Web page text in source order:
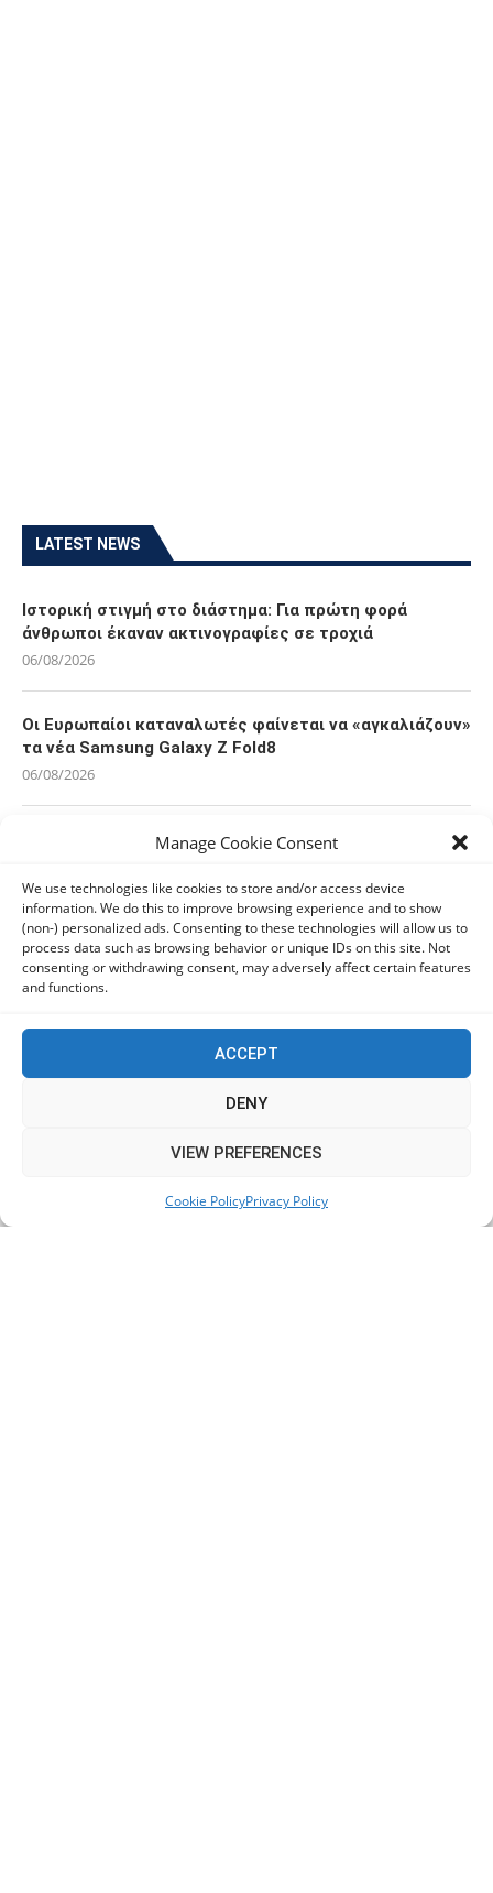
Manage Cookie Consent
We use technologies like cookies to store and/or access device
information. We do this to improve browsing experience and to show
(non-) personalized ads. Consenting to these technologies will allow us to
process data such as browsing behavior or unique IDs on this site. Not
consenting or withdrawing consent, may adversely affect certain features
and functions.
ACCEPT
DENY
VIEW PREFERENCES
Cookie PolicyPrivacy Policy
LATEST NEWS
Ιστορική στιγμή στο διάστημα: Για πρώτη φορά
άνθρωποι έκαναν ακτινογραφίες σε τροχιά
06/08/2026
Οι Ευρωπαίοι καταναλωτές φαίνεται να «αγκαλιάζουν»
τα νέα Samsung Galaxy Z Fold8
06/08/2026
Οι χρήστες Mac είναι περισσότερο εκτεθειμένοι σε
προστασίας
06/08/2026
Πόλη Χρυσοχούς: Σε εξέλιξη η ενοποίηση τεσσάρων
06/08/2026
όσους δεν συμμορφώθηκαν για τις επικίνδυνες
This website uses cookies to improve your experience. We'll
Accept
Read More